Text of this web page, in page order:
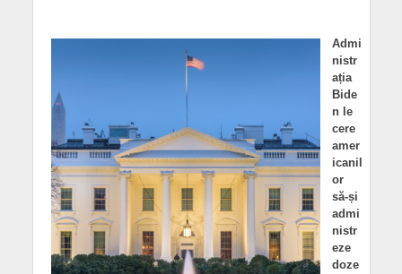
Admi
nistr
ația
Bide
n le
cere
amer
icanil
or
să-și
admi
nistr
eze
doze